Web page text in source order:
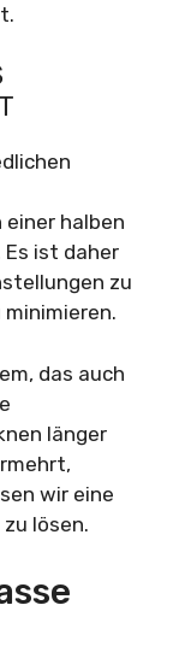
einer halben
ist daher
zu
das auch
länger
wir eine
lösen.